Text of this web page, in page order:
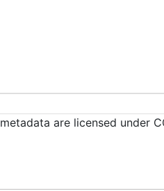
are licensed under